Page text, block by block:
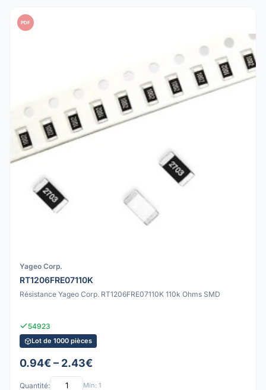
PDF
Yageo Corp.
RT1206FRE07110K
Résistance Yageo Corp. RT1206FRE07110K 110k Ohms SMD
54923
Lot de 1000 pièces
0.94€ – 2.43€
Quantité: Min: 1